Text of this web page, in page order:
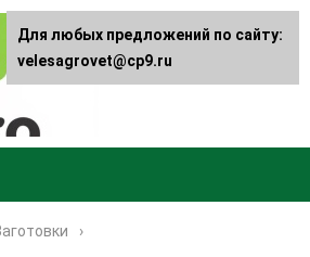
Для любых предложений по сайту:
velesagrovet@cp9.ru